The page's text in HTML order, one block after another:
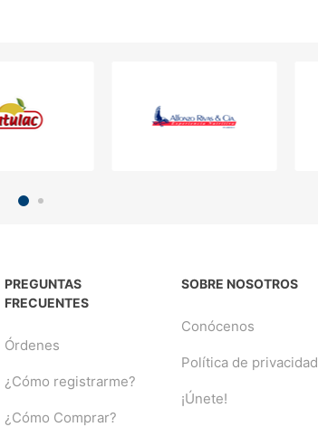
PREGUNTAS
FRECUENTES
Órdenes
¿Cómo registrarme?
¿Cómo Comprar?
SOBRE NOSOTROS
Conócenos
Política de privacidad
¡Únete!